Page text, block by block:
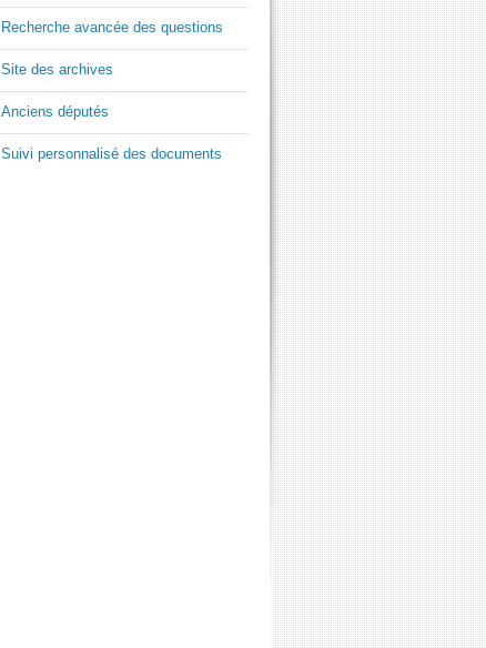
Recherche avancée des questions
Site des archives
Anciens députés
Suivi personnalisé des documents